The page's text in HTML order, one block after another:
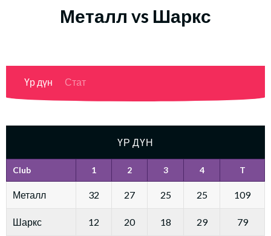
Металл vs Шаркс
Үр дүн Стат
ҮР ДҮН
Club 1 2 3 4 T
Металл 32 27 25 25 109
Шаркс 12 20 18 29 79